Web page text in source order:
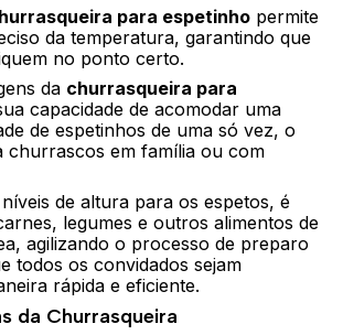
para espetinho permite
da temperatura, garantindo que
no ponto certo.
da churrasqueira para
capacidade de acomodar uma
de espetinhos de uma só vez, o
churrascos em família ou com
de altura para os espetos, é
legumes e outros alimentos de
agilizando o processo de preparo
todos os convidados sejam
rápida e eficiente.
da Churrasqueira